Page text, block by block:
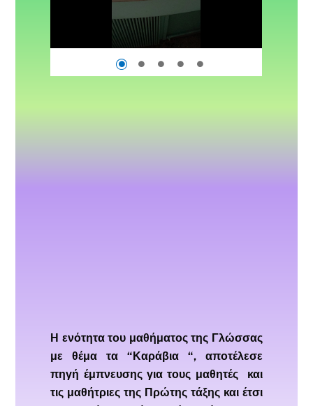
Η ενότητα του μαθήματος της Γλώσσας
με θέμα τα “Καράβια “, αποτέλεσε
πηγή έμπνευσης για τους μαθητές και
τις μαθήτριες της Πρώτης τάξης και έτσι